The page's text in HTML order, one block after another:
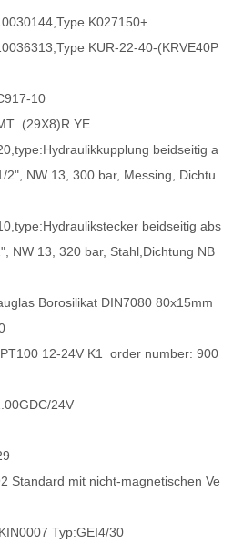
K027150+
KUR-22-40-(KRVE40P
10
(29X8)R YE
beidseitig a
2", NW 13, 300 bar, Messing, Dichtu
beidseitig abs
NW 13, 320 bar, Stahl,Dichtung NB
Borosilikat DIN7080 80x15mm
12-24V K1 order number: 900
24V
Standard mit nicht-magnetischen Ve
Typ:GEI4/30